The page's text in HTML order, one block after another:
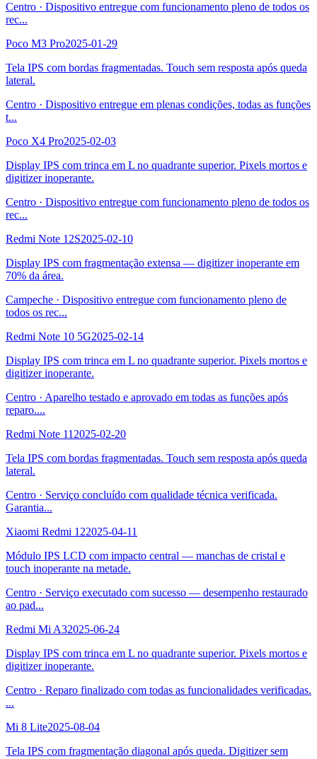
Centro · Dispositivo entregue com funcionamento pleno de todos os
rec...
Poco M3 Pro2025-01-29
Tela IPS com bordas fragmentadas. Touch sem resposta após queda
lateral.
Centro · Dispositivo entregue em plenas condições, todas as funções
t...
Poco X4 Pro2025-02-03
Display IPS com trinca em L no quadrante superior. Pixels mortos e
digitizer inoperante.
Centro · Dispositivo entregue com funcionamento pleno de todos os
rec...
Redmi Note 12S2025-02-10
Display IPS com fragmentação extensa — digitizer inoperante em
70% da área.
Campeche · Dispositivo entregue com funcionamento pleno de
todos os rec...
Redmi Note 10 5G2025-02-14
Display IPS com trinca em L no quadrante superior. Pixels mortos e
digitizer inoperante.
Centro · Aparelho testado e aprovado em todas as funções após
reparo....
Redmi Note 11 2025-02-20
Tela IPS com bordas fragmentadas. Touch sem resposta após queda
lateral.
Centro · Serviço concluído com qualidade técnica verificada.
Garantia...
Xiaomi Redmi 122025-04-11
Módulo IPS LCD com impacto central — manchas de cristal e
touch inoperante na metade.
Centro · Serviço executado com sucesso — desempenho restaurado
ao pad...
Redmi Mi A32025-06-24
Display IPS com trinca em L no quadrante superior. Pixels mortos e
digitizer inoperante.
Centro · Reparo finalizado com todas as funcionalidades verificadas.
...
Mi 8 Lite2025-08-04
Tela IPS com fragmentação diagonal após queda. Digitizer sem